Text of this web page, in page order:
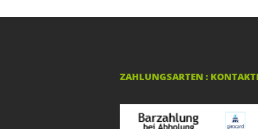
ZAHLUNGSARTEN :